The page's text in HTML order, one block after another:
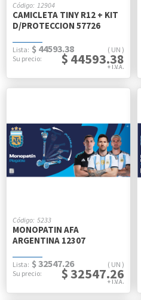
12904
CAMICLETA TINY R12 + KIT
D/PROTECCION 57726
UN
$ 44593.38
$ 44593.38
5233
MONOPATIN AFA
ARGENTINA 12307
UN
$ 32547.26
$ 32547.26